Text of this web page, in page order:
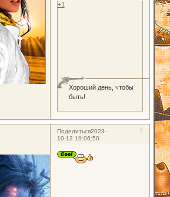
Хороший день, чтобы
быть!
+1
Поделиться 7
2023-
10-12 19:06:50